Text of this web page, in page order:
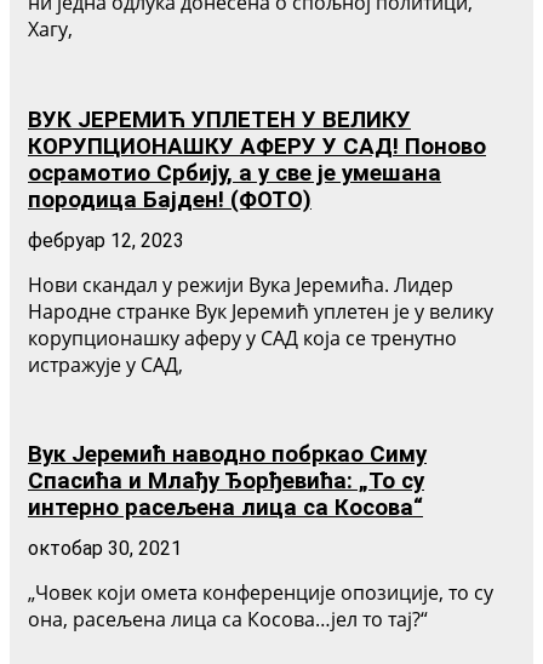
Хагу,
ВУК ЈЕРЕМИЋ УПЛЕТЕН У ВЕЛИКУ
КОРУПЦИОНАШКУ АФЕРУ У САД! Поново
осрамотио Србију, а у све је умешана
породица Бајден! (ФОТО)
фебруар 12, 2023
Нови скандал у режији Вука Јеремића. Лидер
Народне странке Вук Јеремић уплетен је у велику
корупционашку аферу у САД која се тренутно
истражује у САД,
Вук Јеремић наводно побркао Симу
Спасића и Млађу Ђорђевића: „То су
интерно расељена лица са Косова“
октобар 30, 2021
„Човек који омета конференције опозиције, то су
она, расељена лица са Косова…јел то тај?“